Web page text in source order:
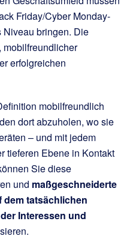
Friday/Cyber Monday-
bringen. Die
mobilfreundlicher
erfolgreichen
mobilfreundlich
dort abzuholen, wo sie
– und mit jedem
tieferen Ebene in Kontakt
Sie diese
und maßgeschneiderte
dem tatsächlichen
Interessen und